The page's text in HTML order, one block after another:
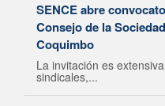
SENCE abre
Consejo de la
Coquimbo
La invitación es
sindicales,...